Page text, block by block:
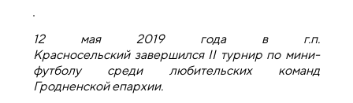
12 мая 2019 года в г.п.
Красносельский завершился II турнир по мини-
футболу среди любительских команд
Гродненской епархии.